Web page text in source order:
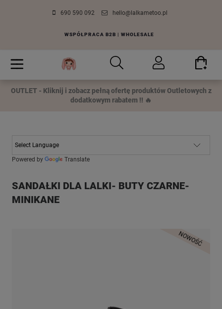
690 590 092 hello@lalkametoo.pl
WSPÓŁPRACA B2B | WHOLESALE
OUTLET - Kliknij i zobacz pełną ofertę produktów Outletowych z
dodatkowym rabatem !! 🔥
Powered by Translate
SANDAŁKI DLA LALKI- BUTY CZARNE-
MINIKANE
NOWOŚĆ